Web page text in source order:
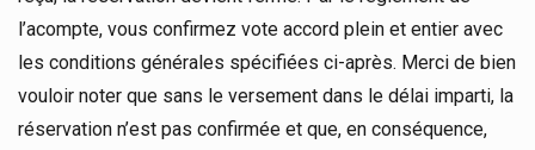
l’acompte, vous confirmez vote accord plein et entier avec
les conditions générales spécifiées ci-après. Merci de bien
vouloir noter que sans le versement dans le délai imparti, la
réservation n’est pas confirmée et que, en conséquence,